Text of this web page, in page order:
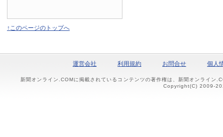
↑このページのトップへ
運営会社 利用規約 お問合せ 個人
新聞オンライン.COMに掲載されているコンテンツの著作権は、新聞オンライン
Copyright(C) 2009-